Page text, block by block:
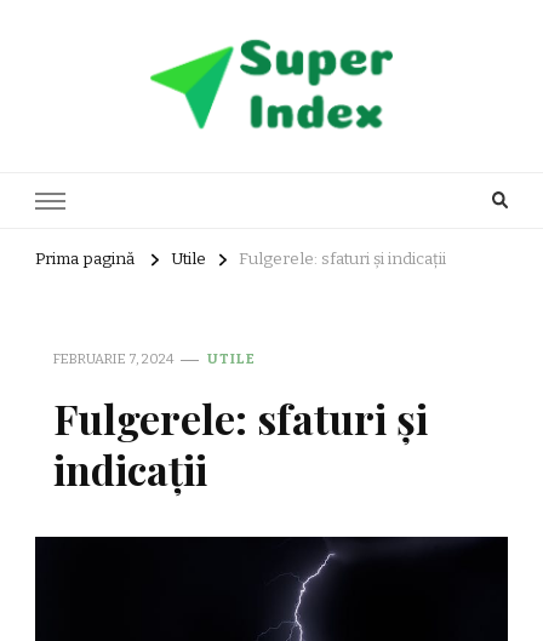
Prima pagină Utile Fulgerele: sfaturi și indicații
FEBRUARIE 7, 2024 UTILE
Fulgerele: sfaturi și
indicații